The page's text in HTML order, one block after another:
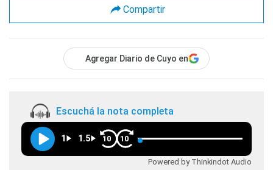
Compartir
Agregar Diario de Cuyo en
Escuchá la nota completa
1 1.5 10 10
Powered by Thinkindot Audio